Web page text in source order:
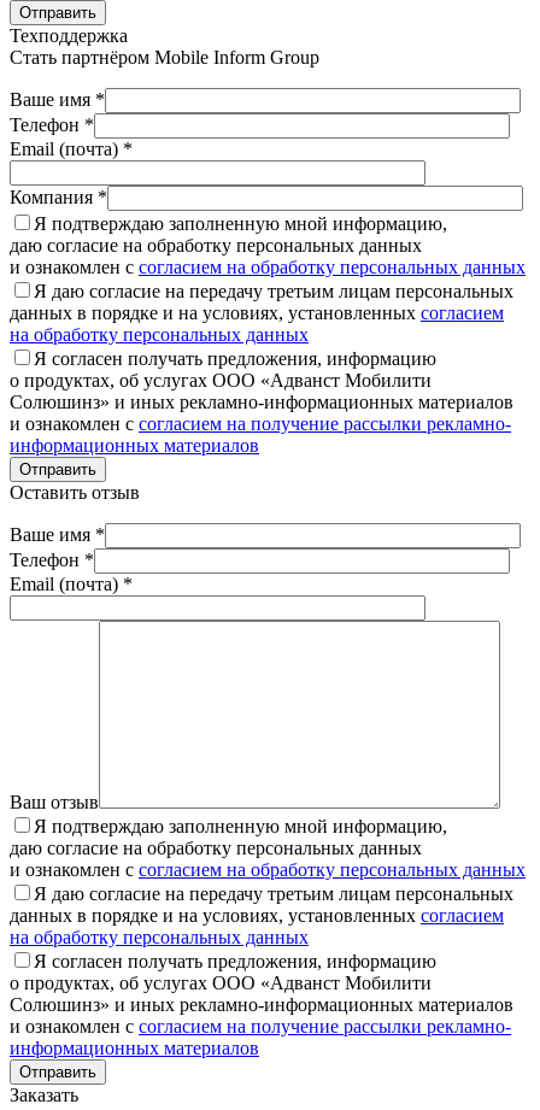
Отправить
Техподдержка
Стать партнёром Mobile Inform Group
Ваше имя *
Телефон *
Email (почта) *
Компания *
Я подтверждаю заполненную мной информацию,
даю согласие на обработку персональных данных
и ознакомлен с согласием на обработку персональных данных
Я даю согласие на передачу третьим лицам персональных
данных в порядке и на условиях, установленных согласием
на обработку персональных данных
Я согласен получать предложения, информацию
о продуктах, об услугах ООО «Адванст Мобилити
Солюшинз» и иных рекламно-информационных материалов
и ознакомлен с согласием на получение рассылки рекламно-
информационных материалов
Отправить
Оставить отзыв
Ваше имя *
Телефон *
Email (почта) *
Ваш отзыв
Я подтверждаю заполненную мной информацию,
даю согласие на обработку персональных данных
и ознакомлен с согласием на обработку персональных данных
Я даю согласие на передачу третьим лицам персональных
данных в порядке и на условиях, установленных согласием
на обработку персональных данных
Я согласен получать предложения, информацию
о продуктах, об услугах ООО «Адванст Мобилити
Солюшинз» и иных рекламно-информационных материалов
и ознакомлен с согласием на получение рассылки рекламно-
информационных материалов
Отправить
Заказать